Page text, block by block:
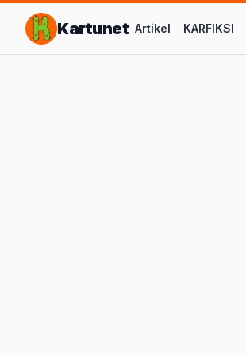
Lompat ke Konten Utama
Kartunet Artikel KARFIKSI